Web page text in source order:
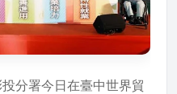
分署今日在臺中世界貿